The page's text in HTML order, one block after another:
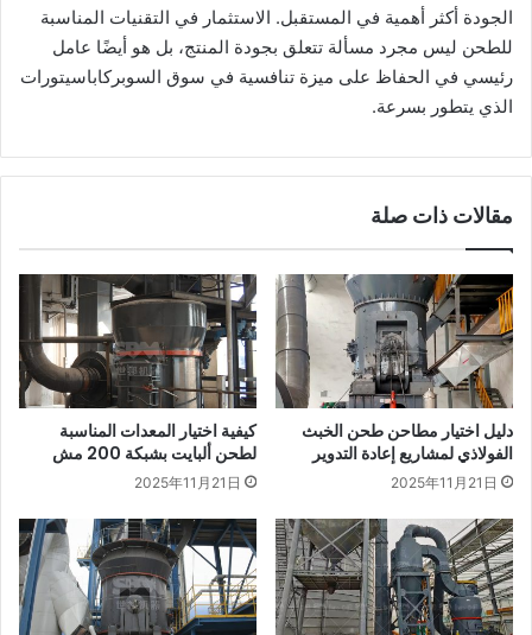
الجودة أكثر أهمية في المستقبل. الاستثمار في التقنيات المناسبة
للطحن ليس مجرد مسألة تتعلق بجودة المنتج، بل هو أيضًا عامل
رئيسي في الحفاظ على ميزة تنافسية في سوق السوبركاباسيتورات
الذي يتطور بسرعة.
مقالات ذات صلة
دليل اختيار مطاحن طحن الخبث
الفولاذي لمشاريع إعادة التدوير
2025年11月21日
كيفية اختيار المعدات المناسبة
لطحن ألبايت بشبكة 200 مش
2025年11月21日